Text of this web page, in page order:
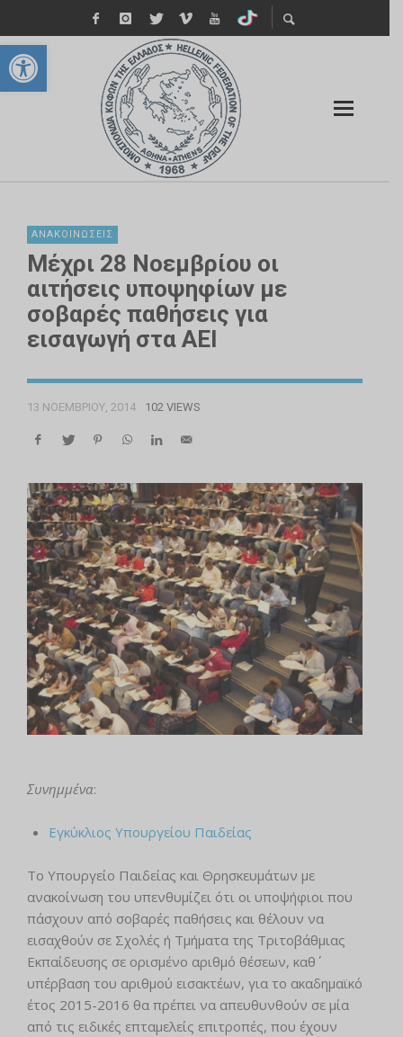
Ανοίξτε τη γραμμή εργαλείων
ΑΝΑΚΟΙΝΏΣΕΙΣ
Μέχρι 28 Νοεμβρίου οι
αιτήσεις υποψηφίων με
σοβαρές παθήσεις για
εισαγωγή στα ΑΕΙ
13 ΝΟΕΜΒΡΊΟΥ, 2014 102 VIEWS
Συνημμένα:
Εγκύκλιος Υπουργείου Παιδείας
Το Υπουργείο Παιδείας και Θρησκευμάτων με
ανακοίνωση του υπενθυμίζει ότι οι υποψήφιοι που
πάσχουν από σοβαρές παθήσεις και θέλουν να
εισαχθούν σε Σχολές ή Τμήματα της Τριτοβάθμιας
Εκπαίδευσης σε ορισμένο αριθμό θέσεων, καθ΄
υπέρβαση του αριθμού εισακτέων, για το ακαδημαϊκό
έτος 2015-2016 θα πρέπει να απευθυνθούν σε μία
από τις ειδικές επταμελείς επιτροπές, που έχουν